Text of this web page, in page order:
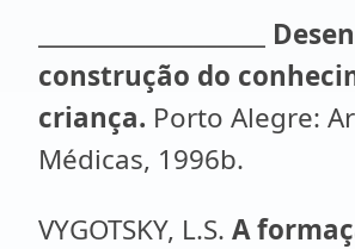
construção do
criança. Porto Alegre:
Médicas, 1996b.
VYGOTSKY, L.S. A